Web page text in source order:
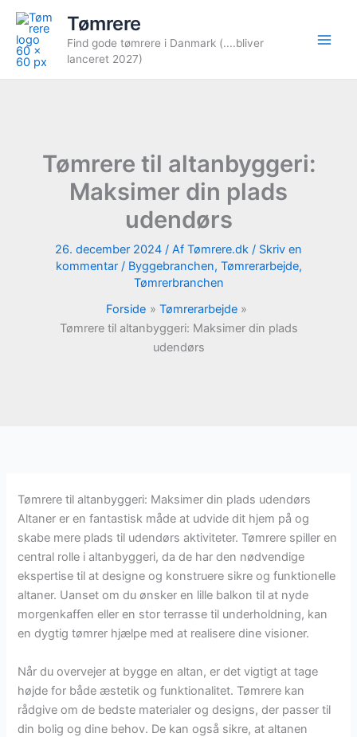
indholdet
Tømrere
Find gode tømrere i Danmark (....bliver
lanceret 2027)
Tømrere til altanbyggeri:
Maksimer din plads
udendørs
26. december 2024 / Af Tømrere.dk / Skriv en
kommentar / Byggebranchen, Tømrerarbejde,
Tømrerbranchen
Forside
Tømrerarbejde
Tømrere til altanbyggeri: Maksimer din plads
udendørs
Tømrere til altanbyggeri: Maksimer din plads udendørs
Altaner er en fantastisk måde at udvide dit hjem på og
skabe mere plads til udendørs aktiviteter. Tømrere spiller en
central rolle i altanbyggeri, da de har den nødvendige
ekspertise til at designe og konstruere sikre og funktionelle
altaner. Uanset om du ønsker en lille balkon til at nyde
morgenkaffen eller en stor terrasse til underholdning, kan
en dygtig tømrer hjælpe med at realisere dine visioner.
Når du overvejer at bygge en altan, er det vigtigt at tage
højde for både æstetik og funktionalitet. Tømrere kan
rådgive om de bedste materialer og designs, der passer til
din bolig og dine behov. De kan også sikre, at altanen